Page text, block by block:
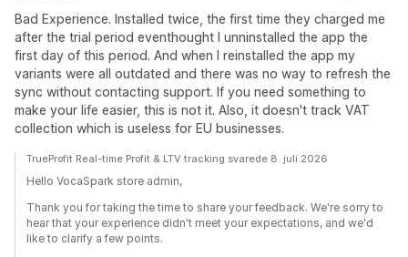
Bad Experience. Installed twice, the first time they charged me
after the trial period eventhought I unninstalled the app the
first day of this period. And when I reinstalled the app my
variants were all outdated and there was no way to refresh the
sync without contacting support. If you need something to
make your life easier, this is not it. Also, it doesn't track VAT
collection which is useless for EU businesses.
TrueProfit Real-time Profit & LTV tracking svarede 8. juli 2026
Hello VocaSpark store admin,
Thank you for taking the time to share your feedback. We're sorry to
hear that your experience didn't meet your expectations, and we'd
like to clarify a few points.